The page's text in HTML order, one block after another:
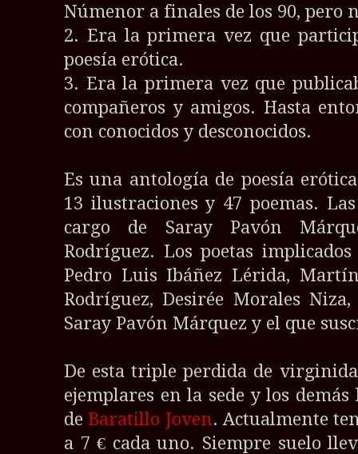
Númenor a finales de los 90, pero
2. Era la primera vez que
poesía erótica.
3. Era la primera vez que
compañeros y amigos. Hasta
con conocidos y desconocidos.
Es una antología de poesía
13 ilustraciones y 47 poemas.
cargo de Saray Pavón
Rodríguez. Los poetas
Pedro Luis Ibáñez Lérida,
Rodríguez, Desirée Morales
Saray Pavón Márquez y el que
De esta triple perdida de
ejemplares en la sede y los
de Baratillo Joven. Actualmente
a 7 € cada uno. Siempre suelo